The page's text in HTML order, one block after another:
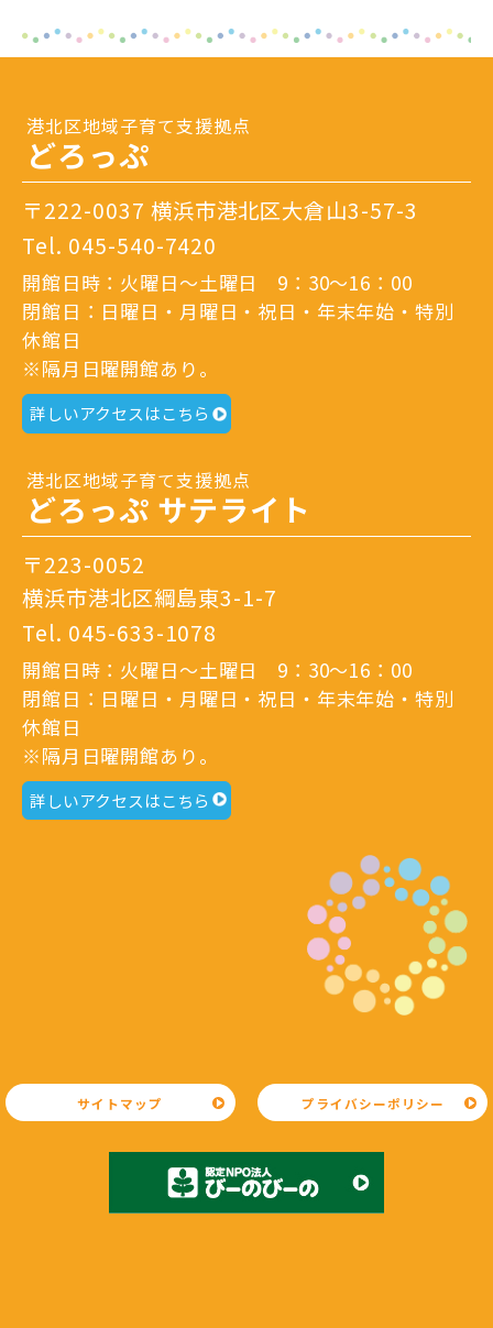
港北区地域子育て支援拠点
どろっぷ
〒222-0037 横浜市港北区大倉山3-57-3
Tel. 045-540-7420
開館日時：火曜日～土曜日 9：30～16：00
閉館日：日曜日・月曜日・祝日・年末年始・特別
休館日
※隔月日曜開館あり。
詳しいアクセスはこちら
港北区地域子育て支援拠点
どろっぷ サテライト
〒223-0052
横浜市港北区綱島東3-1-7
Tel. 045-633-1078
開館日時：火曜日～土曜日 9：30～16：00
閉館日：日曜日・月曜日・祝日・年末年始・特別
休館日
※隔月日曜開館あり。
詳しいアクセスはこちら
サイトマップ プライバシーポリシー